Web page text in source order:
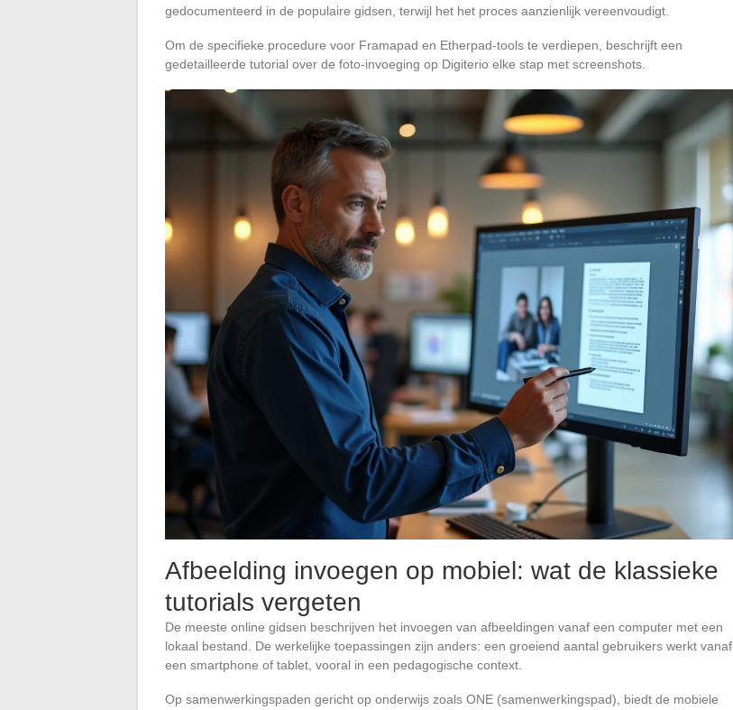
gedocumenteerd in de populaire gidsen, terwijl het het proces aanzienlijk vereenvoudigt.
Om de specifieke procedure voor Framapad en Etherpad-tools te verdiepen, beschrijft een
gedetailleerde tutorial over de foto-invoeging op Digiterio elke stap met screenshots.
Afbeelding invoegen op mobiel: wat de klassieke
tutorials vergeten
De meeste online gidsen beschrijven het invoegen van afbeeldingen vanaf een computer met een
lokaal bestand. De werkelijke toepassingen zijn anders: een groeiend aantal gebruikers werkt vanaf
een smartphone of tablet, vooral in een pedagogische context.
Op samenwerkingspaden gericht op onderwijs zoals ONE (samenwerkingspad), biedt de mobiele